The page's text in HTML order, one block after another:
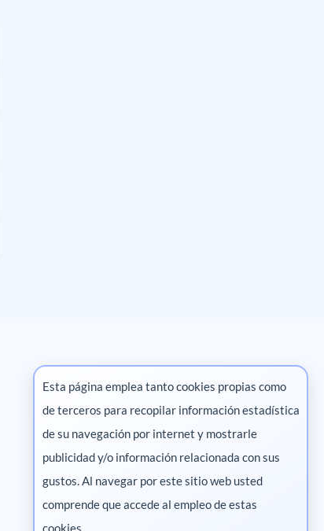
Marketing digital
Pharma
Esta página emplea tanto cookies propias como
de terceros para recopilar información estadística
de su navegación por internet y mostrarle
publicidad y/o información relacionada con sus
gustos. Al navegar por este sitio web usted
comprende que accede al empleo de estas
cookies.